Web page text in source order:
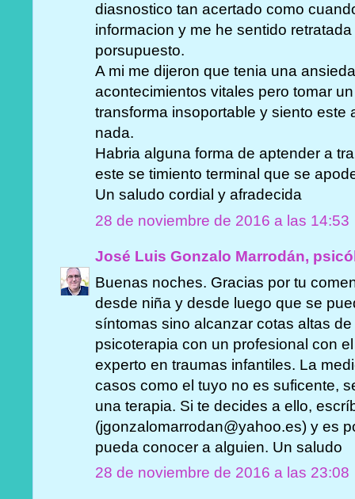
diasnostico tan acertado como
informacion y me he sentido
porsupuesto.
A mi me dijeron que tenia una
acontecimientos vitales pero tomar
transforma insoportable y siento este
nada.
Habria alguna forma de aptender a
este se timiento terminal que se
Un saludo cordial y afradecida
28 de noviembre de 2016 a las 14:53
José Luis Gonzalo Marrodán,
Buenas noches. Gracias por tu
desde niña y desde luego que se
síntomas sino alcanzar cotas altas
psicoterapia con un profesional con
experto en traumas infantiles. La
casos como el tuyo no es suficente,
una terapia. Si te decides a ello,
(jgonzalomarrodan@yahoo.es) y es
pueda conocer a alguien. Un saludo
28 de noviembre de 2016 a las 23:08